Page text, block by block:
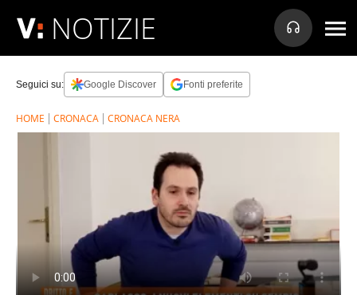
NOTIZIE
Seguici su: Google Discover Fonti preferite
HOME CRONACA CRONACA NERA